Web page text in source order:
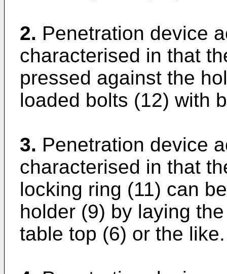
2. Penetration device
characterised in that
pressed against the
loaded bolts (12) with
3. Penetration device
characterised in that
locking ring (11) can
holder (9) by laying
table top (6) or the like.